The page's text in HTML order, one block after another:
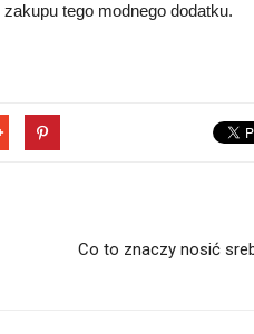
tego modnego dodatku.
Co to znaczy nosić